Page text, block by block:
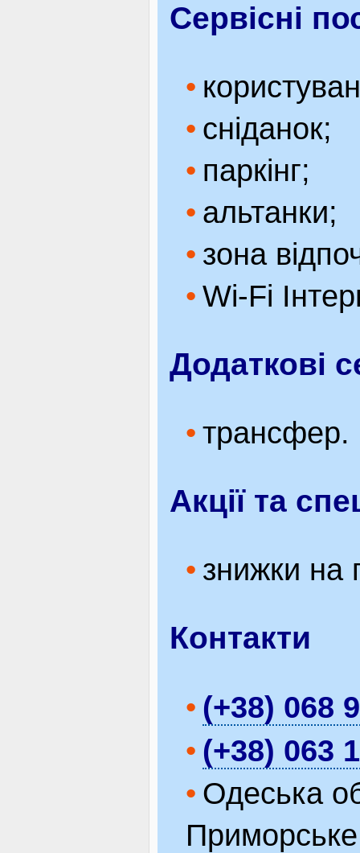
Сервісні
сніданок;
паркінг;
альтанки;
зона
Wi-Fi
Додаткові
трансфер.
Акції та
знижки на
Контакти
(+38) 068
(+38) 063
Одеська
Приморське